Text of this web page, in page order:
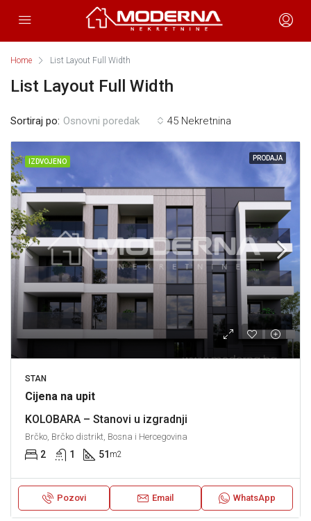
Home List Layout Full Width
List Layout Full Width
45 Nekretnina
Sortiraj po: Osnovni poredak
IZDVOJENO PRODAJA
STAN
Cijena na upit
KOLOBARA – Stanovi u izgradnji
Brčko, Brčko distrikt, Bosna i Hercegovina
2 1 51 m2
Pozovi Email WhatsApp